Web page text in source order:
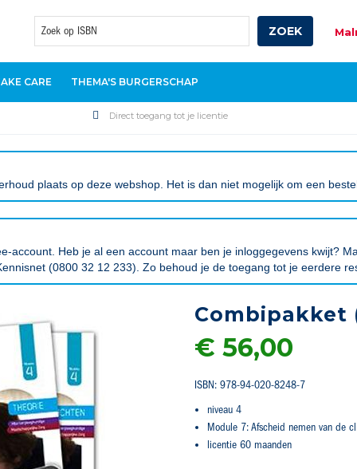
Zoek
ZOEK
CARE THEMA'S BURGERSCHAP
Direct toegang tot je licentie
plaats op deze webshop. Het is dan niet mogelijk om een
account. Heb je al een account maar ben je inloggegevens kwijt?
(0800 32 12 233). Zo behoud je de toegang tot je eerdere
Combipakket
€ 56,00
ISBN: 978-94-020-8248-7
niveau 4
Module 7: Afscheid nemen van de
licentie 60 maanden